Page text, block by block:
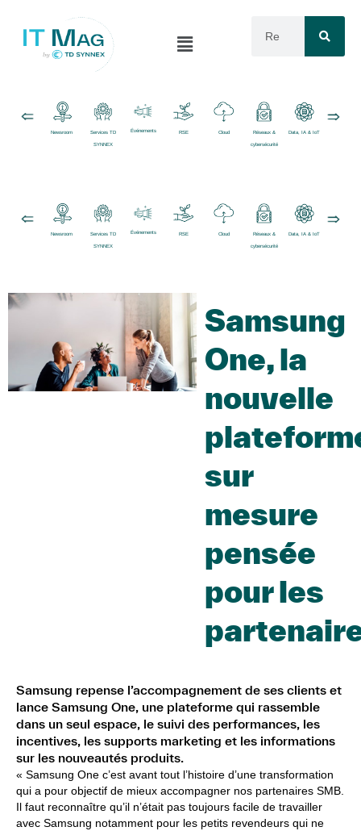
Newsroom Services TD
SYNNEX
Événements RSE Cloud Réseaux &
cybersécurité
Data, IA & IoT
Newsroom Services TD
SYNNEX
Événements RSE Cloud Réseaux &
cybersécurité
Data, IA & IoT
Samsung
One, la
nouvelle
sur
mesure
pensée
pour les
Samsung repense l’accompagnement de ses clients et
lance Samsung One, une plateforme qui rassemble
dans un seul espace, le suivi des performances, les
incentives, les supports marketing et les informations
sur les nouveautés produits.
« Samsung One c’est avant tout l’histoire d’une transformation
qui a pour objectif de mieux accompagner nos partenaires SMB.
Il faut reconnaître qu’il n’était pas toujours facile de travailler
avec Samsung notamment pour les petits revendeurs qui ne